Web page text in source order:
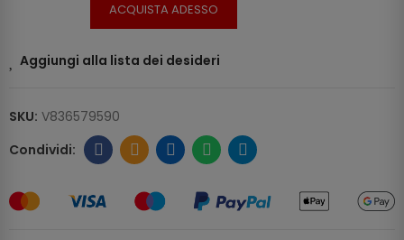
ACQUISTA ADESSO
Aggiungi alla lista dei desideri
SKU: V836579590